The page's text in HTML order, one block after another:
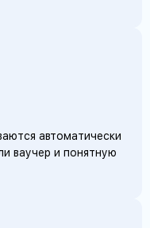
автоматически
ваучер и понятную